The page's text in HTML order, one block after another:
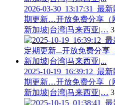
2026-03-30_13:17:31_最
期更新…开放免费分享（
新加坡|台湾|马来西亚|…
2025-10-19_16:39:12_最
期更新…开放免费分享（
新加坡|台湾|马来西亚|…